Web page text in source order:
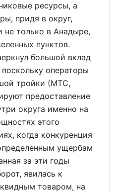
ресурсы, а
придя в округ,
не только в Анадыре,
пунктов.
большой вклад
операторы
тройки (МТС,
предоставление
округа именно на
этого
когда конкуренция
ущербам
за эти годы
явилась к
товаром, на